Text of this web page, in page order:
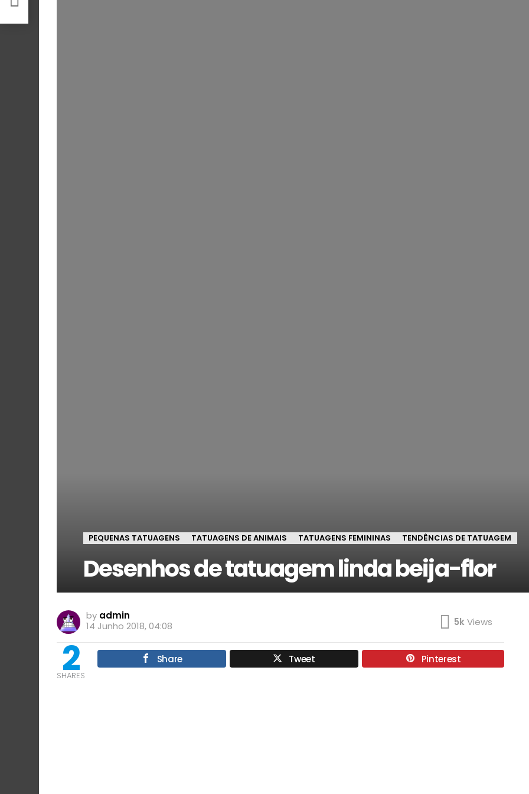
PEQUENAS TATUAGENS TATUAGENS DE ANIMAIS TATUAGENS FEMININAS TENDÊNCIAS DE TATUAGEM
Desenhos de tatuagem linda beija-flor
by admin
14 Junho 2018, 04:08
5kViews
2
SHARES
Share Tweet Pinterest